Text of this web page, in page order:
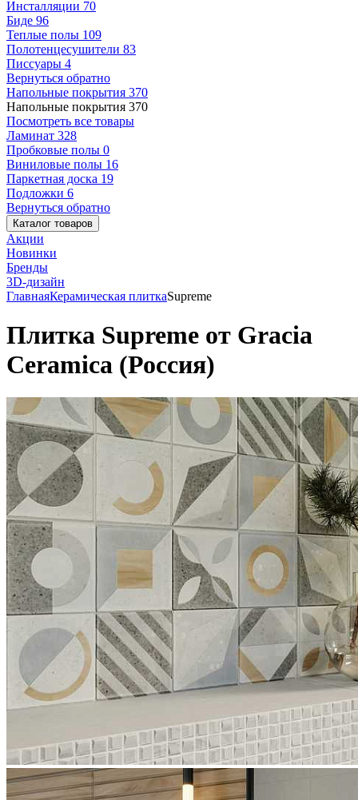
Инсталляции 70
Биде 96
Теплые полы 109
Полотенцесушители 83
Писсуары 4
Вернуться обратно
Напольные покрытия 370
Напольные покрытия 370
Посмотреть все товары
Ламинат 328
Пробковые полы 0
Виниловые полы 16
Паркетная доска 19
Подложки 6
Вернуться обратно
Каталог товаров
Акции
Новинки
Бренды
3D-дизайн
ГлавнаяКерамическая плиткаSupreme
Плитка Supreme от Gracia
Ceramica (Россия)